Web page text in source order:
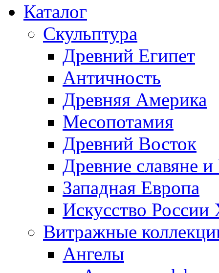
Каталог
Скульптура
Древний Египет
Античность
Древняя Америка
Месопотамия
Древний Восток
Древние славяне и
Западная Европа
Искусство
Витражные
Ангелы